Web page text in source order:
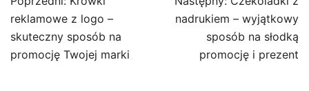
wpisu
reklamowe z logo –
skuteczny sposób na
promocję Twojej marki
nadrukiem – wyjątkowy
sposób na słodką
promocję i prezent